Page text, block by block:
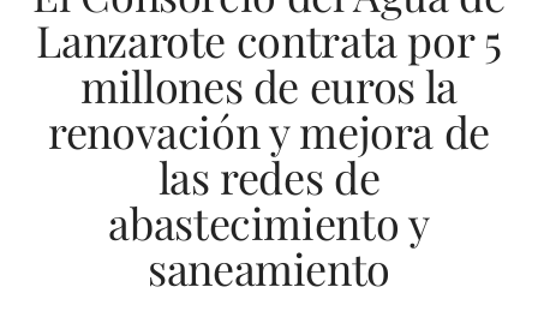
Lanzarote contrata por 5
millones de euros la
renovación y mejora de
las redes de
abastecimiento y
saneamiento